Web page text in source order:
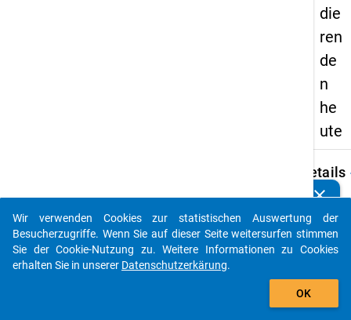
die
ren
de
n
he
ute
Details
M.
Titel:
clear
Kennen Sie Publikationen, die auf Basis unserer
Datenpakete entstanden sind? Dann teilen Sie uns diese
bitte mit...
auto_stories
Wir verwenden Cookies zur statistischen Auswertung der
Besucherzugriffe. Wenn Sie auf dieser Seite weitersurfen stimmen
Sie der Cookie-Nutzung zu. Weitere Informationen zu Cookies
erhalten Sie in unserer Datenschutzerkärung.
OK